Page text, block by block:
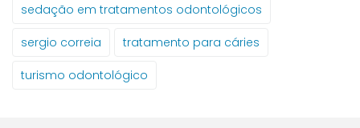
sedação em tratamentos odontológicos
sergio correia tratamento para cáries
turismo odontológico